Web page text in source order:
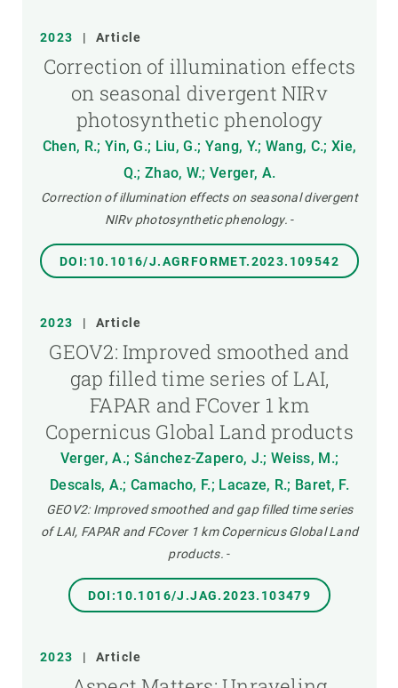
2023 | Article
Correction of illumination effects
on seasonal divergent NIRv
photosynthetic phenology
Chen, R.; Yin, G.; Liu, G.; Yang, Y.; Wang, C.; Xie,
Q.; Zhao, W.; Verger, A.
Correction of illumination effects on seasonal divergent
NIRv photosynthetic phenology. -
DOI:10.1016/J.AGRFORMET.2023.109542
2023 | Article
GEOV2: Improved smoothed and
gap filled time series of LAI,
FAPAR and FCover 1 km
Copernicus Global Land products
Verger, A.; Sánchez-Zapero, J.; Weiss, M.;
Descals, A.; Camacho, F.; Lacaze, R.; Baret, F.
GEOV2: Improved smoothed and gap filled time series
of LAI, FAPAR and FCover 1 km Copernicus Global Land
products. -
DOI:10.1016/J.JAG.2023.103479
2023 | Article